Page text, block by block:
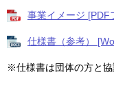
事業イメージ [PDF
仕様書（参考）
※仕様書は団体の方と協